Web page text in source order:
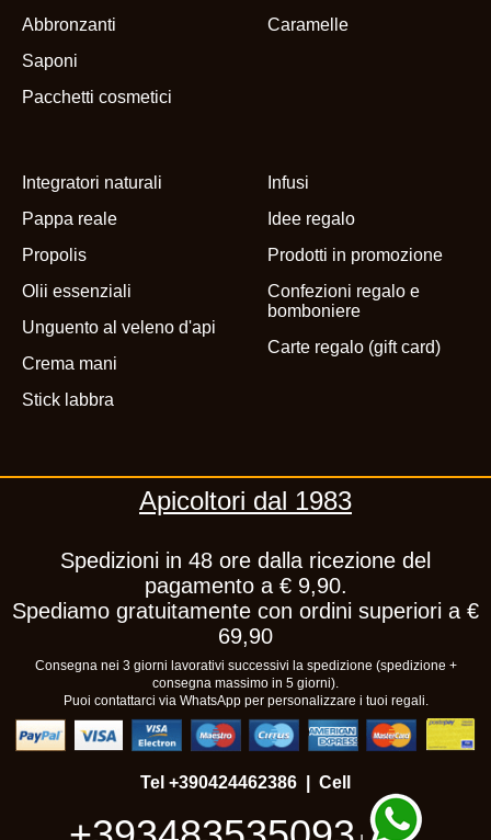
Abbronzanti
Saponi
Pacchetti cosmetici
Caramelle
Integratori naturali
Pappa reale
Propolis
Olii essenziali
Unguento al veleno d'api
Crema mani
Stick labbra
Infusi
Idee regalo
Prodotti in promozione
Confezioni regalo e
bomboniere
Carte regalo (gift card)
Apicoltori dal 1983
Spedizioni in 48 ore dalla ricezione del
pagamento a € 9,90.
Spediamo gratuitamente con ordini superiori a €
69,90
Consegna nei 3 giorni lavorativi successivi la spedizione (spedizione +
consegna massimo in 5 giorni).
Puoi contattarci via WhatsApp per personalizzare i tuoi regali.
Tel +390424462386 | Cell